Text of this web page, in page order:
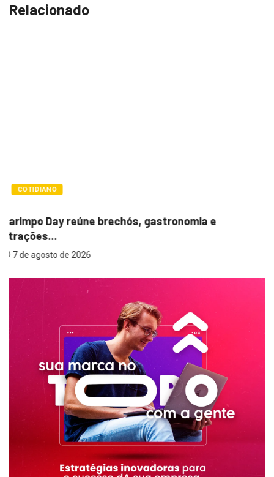
Relacionado
Itamar cobra prazo para melhorias
em...
7 de agosto de 2026